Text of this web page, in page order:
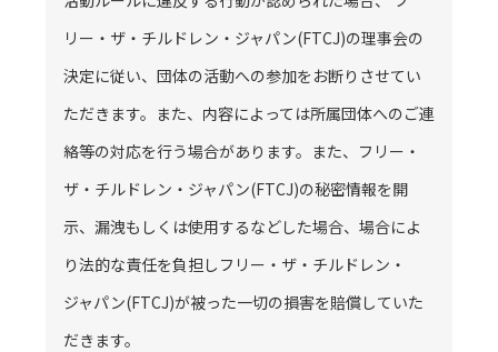
リー・ザ・チルドレン・ジャパン(FTCJ)の理事会の
決定に従い、団体の活動への参加をお断りさせてい
ただきます。また、内容によっては所属団体へのご連
絡等の対応を行う場合があります。また、フリー・
ザ・チルドレン・ジャパン(FTCJ)の秘密情報を開
示、漏洩もしくは使用するなどした場合、場合によ
り法的な責任を負担しフリー・ザ・チルドレン・
ジャパン(FTCJ)が被った一切の損害を賠償していた
だきます。